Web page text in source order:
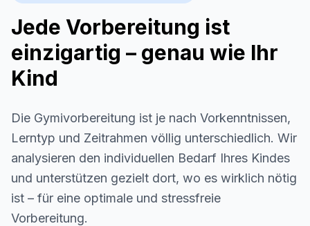
Jede Vorbereitung ist
einzigartig – genau wie Ihr
Kind
Die Gymivorbereitung ist je nach Vorkenntnissen,
Lerntyp und Zeitrahmen völlig unterschiedlich. Wir
analysieren den individuellen Bedarf Ihres Kindes
und unterstützen gezielt dort, wo es wirklich nötig
ist – für eine optimale und stressfreie
Vorbereitung.